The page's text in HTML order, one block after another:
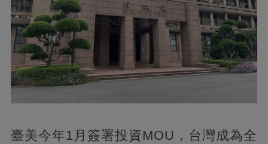
臺美今年1月簽署投資MOU，台灣成為全